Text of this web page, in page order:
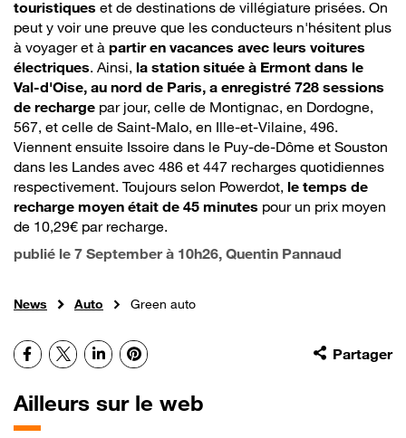
touristiques et de destinations de villégiature prisées. On
peut y voir une preuve que les conducteurs n'hésitent plus
à voyager et à partir en vacances avec leurs voitures
électriques. Ainsi, la station située à Ermont dans le
Val-d'Oise, au nord de Paris, a enregistré 728 sessions
de recharge par jour, celle de Montignac, en Dordogne,
567, et celle de Saint-Malo, en Ille-et-Vilaine, 496.
Viennent ensuite Issoire dans le Puy-de-Dôme et Souston
dans les Landes avec 486 et 447 recharges quotidiennes
respectivement. Toujours selon Powerdot, le temps de
recharge moyen était de 45 minutes pour un prix moyen
de 10,29€ par recharge.
publié le 7 September à 10h26, Quentin Pannaud
News Auto Green auto
Partager
Facebook
X LinkedInPinterest
Ailleurs sur le web